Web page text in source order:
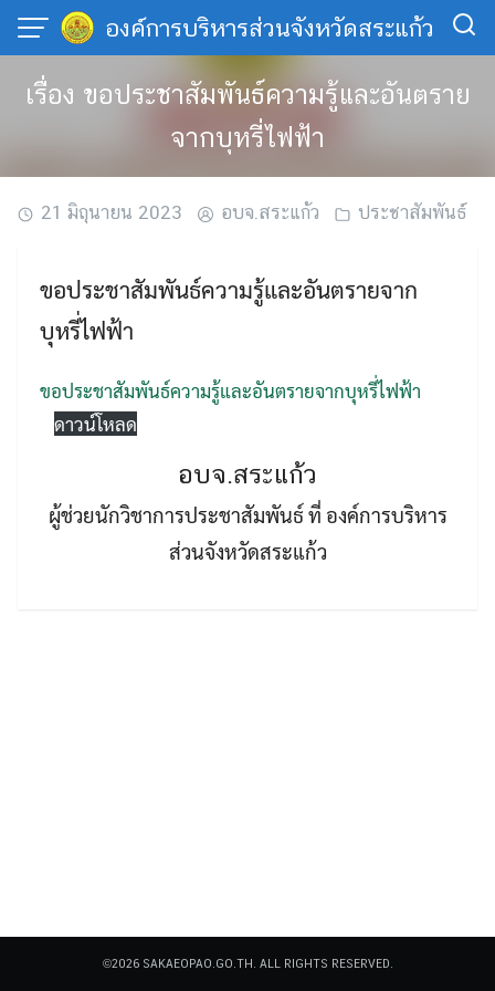
Skip
content
องค์การบริหารส่วนจังหวัดสระแก้ว
เรื่อง ขอประชาสัมพันธ์ความรู้และอันตราย
จากบุหรี่ไฟฟ้า
21 มิถุนายน 2023 อบจ.สระแก้ว ประชาสัมพันธ์
ขอประชาสัมพันธ์ความรู้และอันตรายจาก
บุหรี่ไฟฟ้า
ขอประชาสัมพันธ์ความรู้และอันตรายจากบุหรี่ไฟฟ้า
ดาวน์โหลด
อบจ.สระแก้ว
ผู้ช่วยนักวิชาการประชาสัมพันธ์ ที่ องค์การบริหาร
ส่วนจังหวัดสระแก้ว
©2026 SAKAEOPAO.GO.TH. ALL RIGHTS RESERVED.